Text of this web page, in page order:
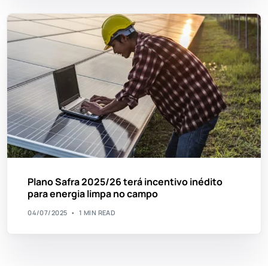
Plano Safra 2025/26 terá incentivo inédito
para energia limpa no campo
04/07/2025 1 MIN READ